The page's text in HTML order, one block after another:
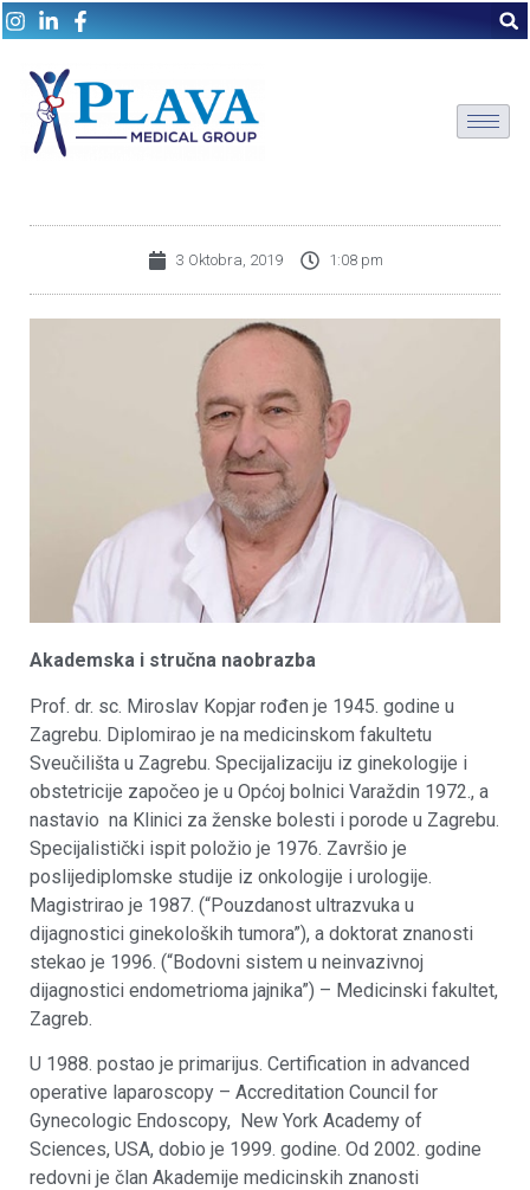
3 Oktobra, 2019 1:08 pm
Akademska i stručna naobrazba
Prof. dr. sc. Miroslav Kopjar rođen je 1945. godine u
Zagrebu. Diplomirao je na medicinskom fakultetu
Sveučilišta u Zagrebu. Specijalizaciju iz ginekologije i
obstetricije započeo je u Općoj bolnici Varaždin 1972., a
nastavio na Klinici za ženske bolesti i porode u Zagrebu.
Specijalistički ispit položio je 1976. Završio je
poslijediplomske studije iz onkologije i urologije.
Magistrirao je 1987. (“Pouzdanost ultrazvuka u
dijagnostici ginekoloških tumora”), a doktorat znanosti
stekao je 1996. (“Bodovni sistem u neinvazivnoj
dijagnostici endometrioma jajnika”) – Medicinski fakultet,
Zagreb.
U 1988. postao je primarijus. Certification in advanced
operative laparoscopy – Accreditation Council for
Gynecologic Endoscopy, New York Academy of
Sciences, USA, dobio je 1999. godine. Od 2002. godine
redovni je član Akademije medicinskih znanosti